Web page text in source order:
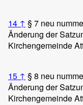
14 ↑ § 7 neu
Änderung der
Kirchengemeinde
15 ↑ § 8 neu
Änderung der
Kirchengemeinde